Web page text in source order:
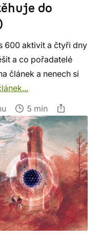
do
600 aktivit a čtyři dny
a co pořadatelé
článek a nenech si
5 min